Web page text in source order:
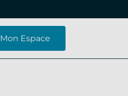
Mon Espace